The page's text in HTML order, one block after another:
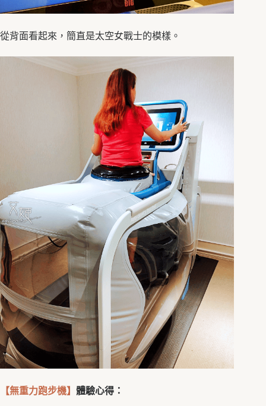
從背面看起來，簡直是太空女戰士的模樣。
【無重力跑步機】 體驗心得：